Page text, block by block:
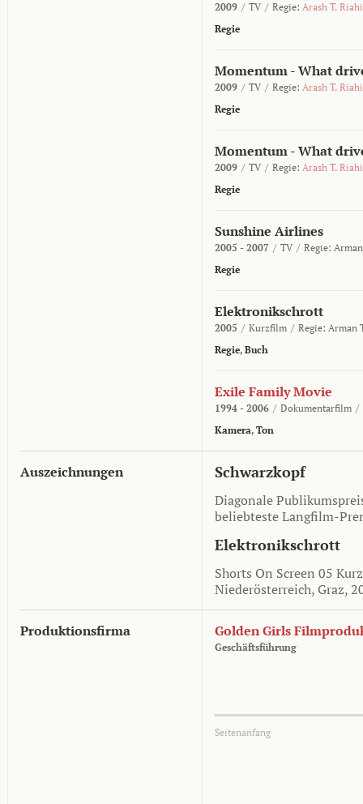
2009 / TV / Regie: Arash T. Riahi
Regie
Momentum - What
2009 / TV / Regie: Arash T. Riahi
Regie
Momentum - What
2009 / TV / Regie: Arash T. Riahi
Regie
Sunshine Airlines
2005 - 2007 / TV / Regie:
Regie
Elektronikschrott
2005 / Kurzfilm / Regie: Arman
Regie, Buch
Exile Family Movie
1994 - 2006 / Dokumentarfilm /
Kamera, Ton
Auszeichnungen Schwarzkopf
Diagonale
beliebteste Langfilm-
Elektronikschrott
Shorts On Screen 05
Niederösterreich, Graz,
Produktionsfirma Golden Girls
Geschäftsführung
Seitenanfang